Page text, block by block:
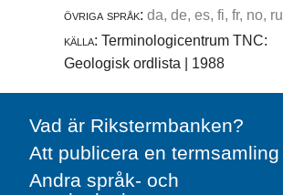
övriga språk: da, de, es, fi, fr, no, ru
källa: Terminologicentrum TNC:
Geologisk ordlista | 1988
Vad är Rikstermbanken?
Att publicera en termsamling
Andra språk- och